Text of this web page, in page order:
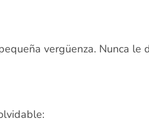
vergüenza. Nunca le